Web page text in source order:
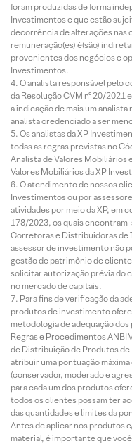
foram produzidas de forma
Investimentos e que estão
decorrência de alterações nas
remuneração(es) é(são)
provenientes dos negócios e
Investimentos.
O analista responsável pelo
da Resolução CVM nº 20/2021
a indicação de mais um
analista credenciado a ser
Os analistas da XP
todas as regras previstas no
Analista de Valores Mobiliários
Valores Mobiliários da XP
O atendimento de nossos
Investimentos ou por
atividades por meio da XP, em
178/2023, os quais
Corretoras e Distribuidoras de
assessor de investimento não
gestão de patrimônio de
solicitar autorização prévia do
no mercado de capitais.
Para fins de verificação da
produtos de investimento
metodologia de adequação
Regras e Procedimentos
de Distribuição de Produtos
atribuir uma pontuação
(conservador, moderado e
para cada um dos produtos
todos os clientes possam ter
das quantidades e limites da
Antes de aplicar nos produtos
material, é importante que